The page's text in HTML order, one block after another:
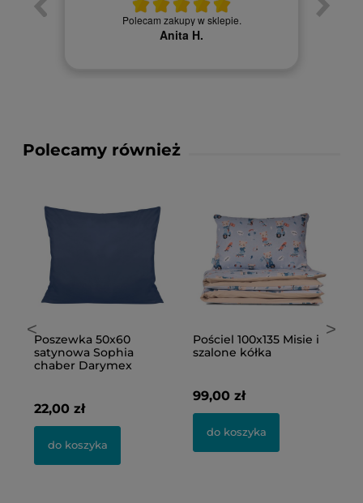
Polecam zakupy w sklepie.
Anita H.
Polecamy również
<Prześcieradło bawełna
160x260 bez gumki
turkusowe Semplice
58,00 zł
do koszyka
Podkład 80x200 frotte
oddychający
>